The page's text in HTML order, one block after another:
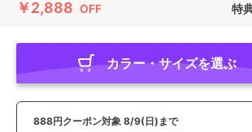
￥2,888 OFF 特
カラー・サイズを選ぶ
888円クーポン対象 8/9(日)まで